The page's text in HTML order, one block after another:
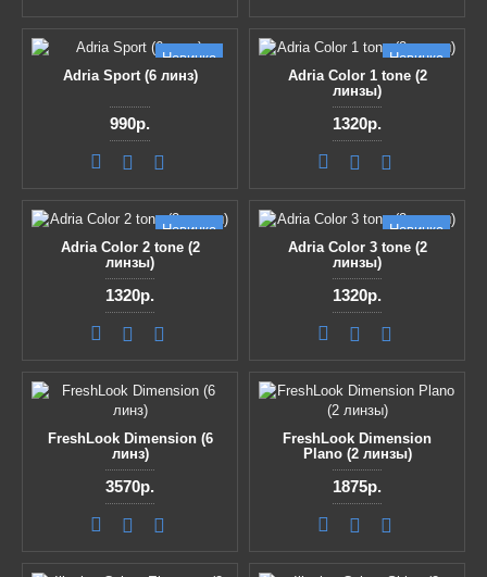
Новинка
Adria Sport (6 линз)
990р.
Новинка
Adria Сolor 1 tone (2
линзы)
1320р.
Новинка
Adria Сolor 2 tone (2
линзы)
1320р.
Новинка
Adria Сolor 3 tone (2
линзы)
1320р.
FreshLook Dimension (6
линз)
3570р.
FreshLook Dimension
Plano (2 линзы)
1875р.